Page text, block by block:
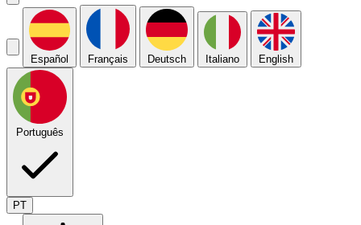
Español Français Deutsch Italiano English
Português
PT